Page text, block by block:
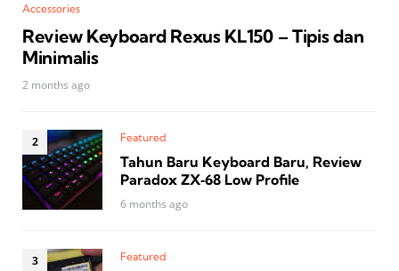
Accessories
Review Keyboard Rexus KL150 – Tipis dan
Minimalis
2 months ago
Featured
Tahun Baru Keyboard Baru, Review
Paradox ZX‑68 Low Profile
6 months ago
Featured